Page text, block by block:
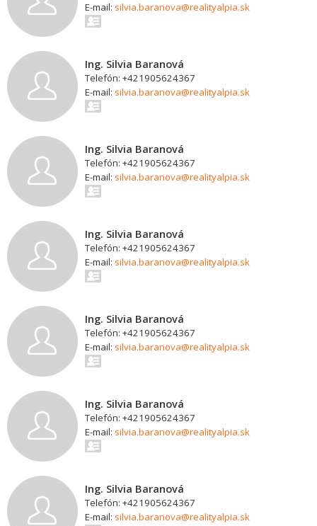
E-mail: silvia.baranova@realityalpia.sk
Ing. Silvia Baranová
Telefón: +421905624367
E-mail: silvia.baranova@realityalpia.sk
Ing. Silvia Baranová
Telefón: +421905624367
E-mail: silvia.baranova@realityalpia.sk
Ing. Silvia Baranová
Telefón: +421905624367
E-mail: silvia.baranova@realityalpia.sk
Ing. Silvia Baranová
Telefón: +421905624367
E-mail: silvia.baranova@realityalpia.sk
Ing. Silvia Baranová
Telefón: +421905624367
E-mail: silvia.baranova@realityalpia.sk
Ing. Silvia Baranová
Telefón: +421905624367
E-mail: silvia.baranova@realityalpia.sk